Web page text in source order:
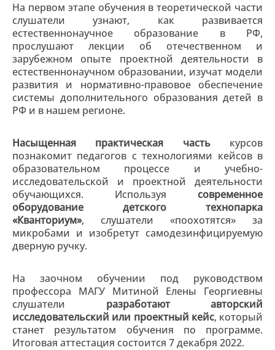
На первом этапе обучения в теоретической части
слушатели узнают, как развивается
естественнонаучное образование в РФ,
прослушают лекции об отечественном и
зарубежном опыте проектной деятельности в
естественнонаучном образовании, изучат модели
развития и нормативно-правовое обеспечение
системы дополнительного образования детей в
РФ и в нашем регионе.
Насыщенная практическая частькурсов
познакомит педагогов с технологиями кейсов в
образовательном процессе и учебно-
исследовательской и проектной деятельности
обучающихся. Используя современное
оборудование детского технопарка
«Кванториум», слушатели «поохотятся» за
микробами и изобретут самодезинфицируемую
дверную ручку.
На заочном обучении под руководством
профессора МАГУ Митиной Елены Георгиевны
слушатели разработают авторский
исследовательский или проектный кейс, который
станет результатом обучения по программе.
Итоговая аттестация состоится 7 декабря 2022.